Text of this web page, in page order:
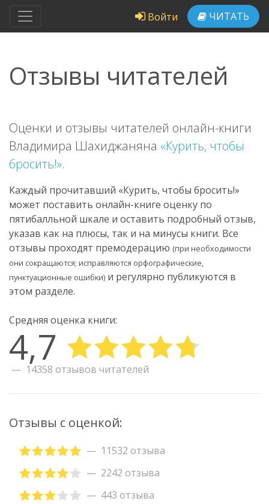
Войти ЧИТАТЬ
Отзывы читателей
Оценки и отзывы читателей онлайн-книги
Владимира Шахиджаняна «Курить, чтобы
бросить!».
Каждый прочитавший «Курить, чтобы бросить!»
может поставить онлайн-книге оценку по
пятибалльной шкале и оставить подробный отзыв,
указав как на плюсы, так и на минусы книги. Все
отзывы проходят премодерацию (при необходимости
они сокращаются; исправляются орфографические,
пунктуационные ошибки) и регулярно публикуются в
этом разделе.
Средняя оценка книги:
4,7
14358 отзывов читателей
Отзывы с оценкой:
11532 отзыва
2242 отзыва
443 отзыва